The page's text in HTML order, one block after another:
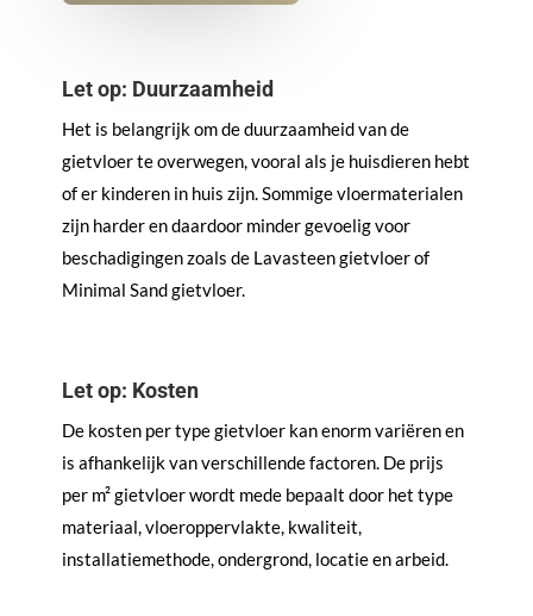
Let op: Duurzaamheid
Het is belangrijk om de duurzaamheid van de
gietvloer te overwegen, vooral als je huisdieren hebt
of er kinderen in huis zijn. Sommige vloermaterialen
zijn harder en daardoor minder gevoelig voor
beschadigingen zoals de Lavasteen gietvloer of
Minimal Sand gietvloer.
Let op: Kosten
De kosten per type gietvloer kan enorm variëren en
is afhankelijk van verschillende factoren. De prijs
per m² gietvloer wordt mede bepaalt door het type
materiaal, vloeroppervlakte, kwaliteit,
installatiemethode, ondergrond, locatie en arbeid.